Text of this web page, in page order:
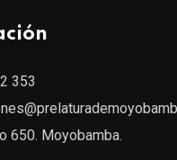
353
650. Moyobamba.